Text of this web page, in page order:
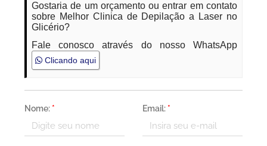
Gostaria de um orçamento ou entrar em contato
sobre Melhor Clinica de Depilação a Laser no
Glicério?
Fale conosco através do nosso WhatsApp
Clicando aqui
Nome: * Email: *